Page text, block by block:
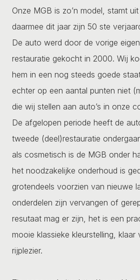
Onze MGB is zo’n model, stamt
daarmee dit jaar zijn 50 ste
De auto werd door de vorige
restauratie gekocht in 2000. Wij
hem in een nog steeds goede
echter op een aantal punten niet
die wij stellen aan auto’s in onze
De afgelopen periode heeft de
tweede (deel)restauratie
als cosmetisch is de MGB onder
het noodzakelijke onderhoud is
grotendeels voorzien van nieuwe
onderdelen zijn vervangen of
resutaat mag er zijn, het is een
mooie klassieke kleurstelling,
rijplezier.